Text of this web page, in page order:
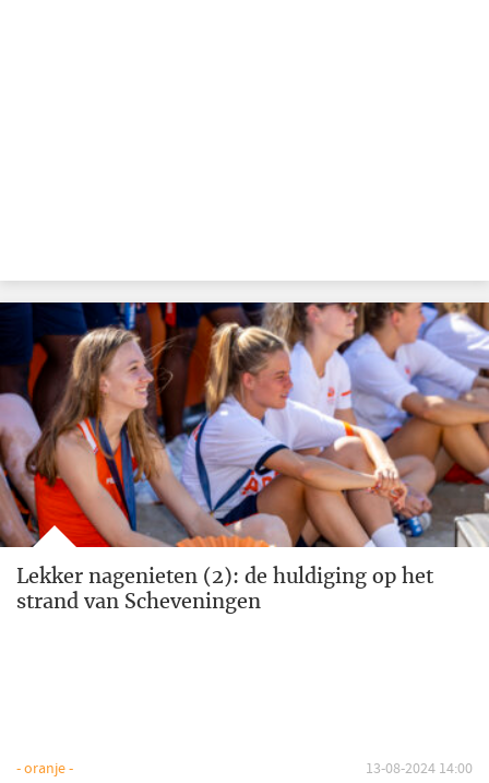
Lekker nagenieten (2): de huldiging op het
strand van Scheveningen
- oranje - 13-08-2024 14:00